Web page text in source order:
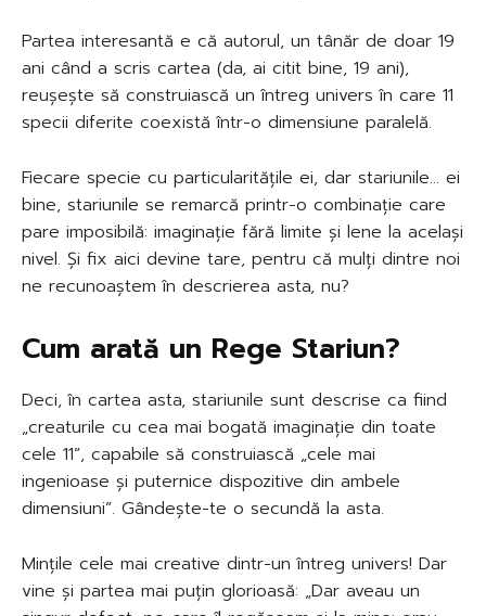
Partea interesantă e că autorul, un tânăr de doar 19
ani când a scris cartea (da, ai citit bine, 19 ani),
reușește să construiască un întreg univers în care 11
specii diferite coexistă într-o dimensiune paralelă.
Fiecare specie cu particularitățile ei, dar stariunile… ei
bine, stariunile se remarcă printr-o combinație care
pare imposibilă: imaginație fără limite și lene la același
nivel. Și fix aici devine tare, pentru că mulți dintre noi
ne recunoaștem în descrierea asta, nu?
Cum arată un Rege Stariun?
Deci, în cartea asta, stariunile sunt descrise ca fiind
„creaturile cu cea mai bogată imaginație din toate
cele 11”, capabile să construiască „cele mai
ingenioase și puternice dispozitive din ambele
dimensiuni”. Gândește-te o secundă la asta.
Mințile cele mai creative dintr-un întreg univers! Dar
vine și partea mai puțin glorioasă: „Dar aveau un